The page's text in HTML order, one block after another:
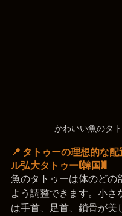
かわいい魚のタ
📍 タトゥーの理想的な配
ル弘大タトゥー(韓国)]
魚のタトゥーは体のどの
よう調整できます。小さ
は手首、足首、鎖骨が美